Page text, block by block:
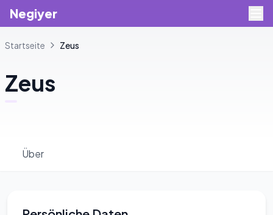
Negiyer
Startseite Zeus
Zeus
Über